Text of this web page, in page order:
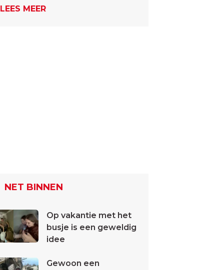
LEES MEER
NET BINNEN
Op vakantie met het
busje is een geweldig
idee
Gewoon een